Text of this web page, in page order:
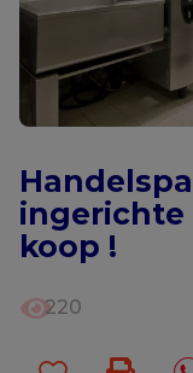
ingerichte
koop !
220